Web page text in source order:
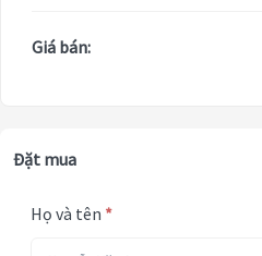
Giá bán:
Đặt mua
Họ và tên *